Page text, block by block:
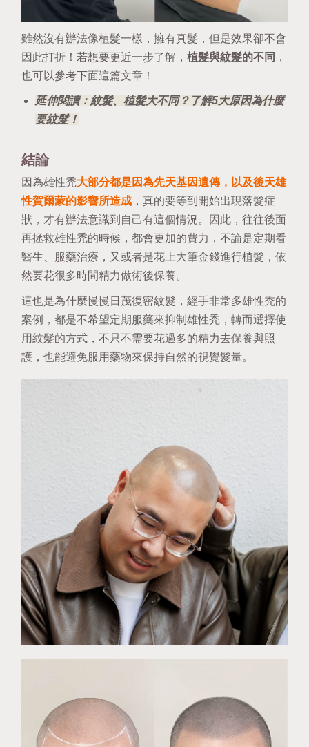
雖然沒有辦法像植髮一樣，擁有真髮，但是效果卻不會
因此打折！若想要更近一步了解，植髮與紋髮的不同 ，
也可以參考下面這篇文章！
延伸閱讀：紋髮、植髮大不同？了解5大原因為什麼
要紋髮！
結論
因為雄性禿大部分都是因為先天基因遺傳，以及後天雄
性賀爾蒙的影響所造成 ，真的要等到開始出現落髮症
狀，才有辦法意識到自己有這個情況。因此，往往後面
再拯救雄性禿的時候，都會更加的費力，不論是定期看
醫生、服藥治療，又或者是花上大筆金錢進行植髮，依
然要花很多時間精力做術後保養。
這也是為什麼慢慢日茂復密紋髮，經手非常多雄性禿的
案例，都是不希望定期服藥來抑制雄性禿，轉而選擇使
用紋髮的方式，不只不需要花過多的精力去保養與照
護，也能避免服用藥物來保持自然的視覺髮量。